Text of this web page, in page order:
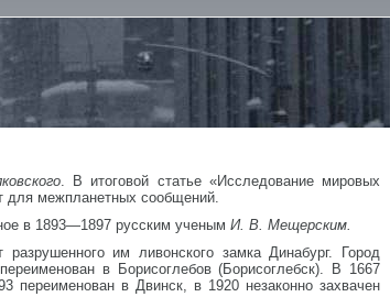
. В итоговой статье «Исследование мировых
для межпланетных сообщений.
в 1893—1897 русским ученым И. В. Мещерским.
им ливонского замка Динабург. Город
в Борисоглебов (Борисоглебск). В 1667
в Двинск, в 1920 незаконно захвачен